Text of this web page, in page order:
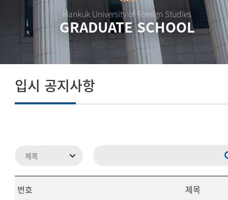
Hankuk University of Foreign Studies
GRADUATE SCHOOL
입시 공지사항
번호 제목